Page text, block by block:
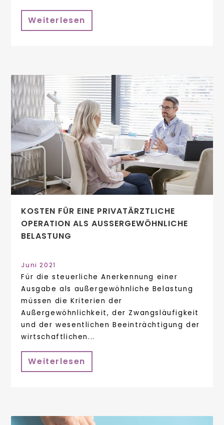
Weiterlesen
KOSTEN FÜR EINE PRIVATÄRZTLICHE
OPERATION ALS AUSSERGEWÖHNLICHE B
ELASTUNG
Juni 2021
Für die steuerliche Anerkennung einer
Ausgabe als außergewöhnliche Belastung
müssen die Kriterien der
Außergewöhnlichkeit, der Zwangsläufigkeit
und der wesentlichen Beeinträchtigung der
wirtschaftlichen...
Weiterlesen